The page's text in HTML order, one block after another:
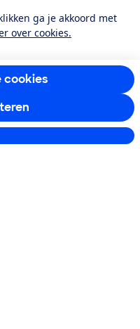
ga je akkoord met
over cookies.
cookies